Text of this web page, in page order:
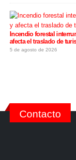
Incendio forestal
afecta el traslado de
5 de agosto de 2026
Contacto